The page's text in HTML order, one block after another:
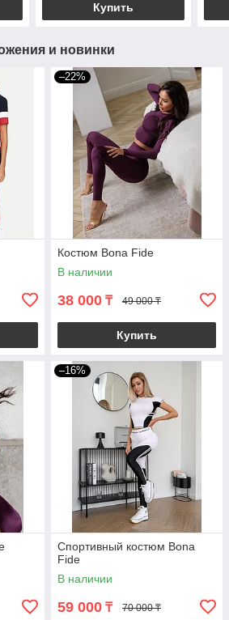
Купить
и новинки
–22%
Костюм Bona Fide
В наличии
38 000 ₸ 49 000 ₸
Купить
–16%
Спортивный костюм Bona
Fide
В наличии
59 000 ₸ 70 000 ₸